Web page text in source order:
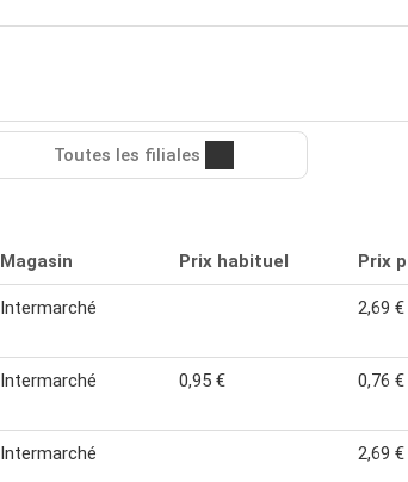
Toutes les filiales
Magasin Prix habituel Prix
Intermarché 2,69 €
Intermarché 0,95 € 0,76 €
Intermarché 2,69 €